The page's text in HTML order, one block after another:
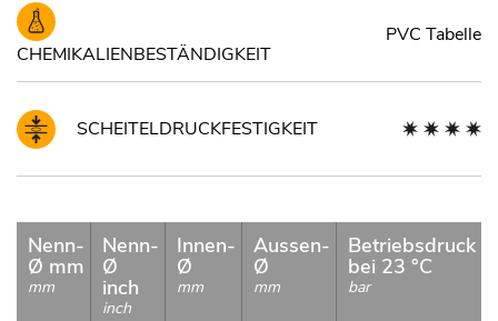
CHEMIKALIENBESTÄNDIGKEIT
PVC Tabelle
SCHEITELDRUCKFESTIGKEIT
Nenn-
Ø mm
mm
Nenn-
Ø
inch
inch
Innen-
Ø
mm
Aussen-
Ø
mm
Betriebsdruck
bei 23 °C
bar